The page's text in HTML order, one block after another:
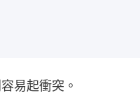
易起衝突。